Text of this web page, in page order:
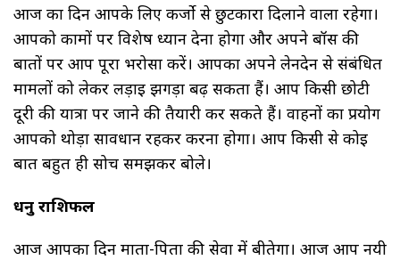
आज का दिन आपके लिए कर्जो से छुटकारा दिलाने वाला रहेगा।
आपको कामों पर विशेष ध्यान देना होगा और अपने बॉस की
बातों पर आप पूरा भरोसा करें। आपका अपने लेनदेन से संबंधित
मामलों को लेकर लड़ाई झगड़ा बढ़ सकता हैं। आप किसी छोटी
दूरी की यात्रा पर जाने की तैयारी कर सकते हैं। वाहनों का प्रयोग
आपको थोड़ा सावधान रहकर करना होगा। आप किसी से कोई
बात बहुत ही सोच समझकर बोले।
धनु राशिफल
आज आपका दिन माता-पिता की सेवा में बीतेगा। आज आप नयी